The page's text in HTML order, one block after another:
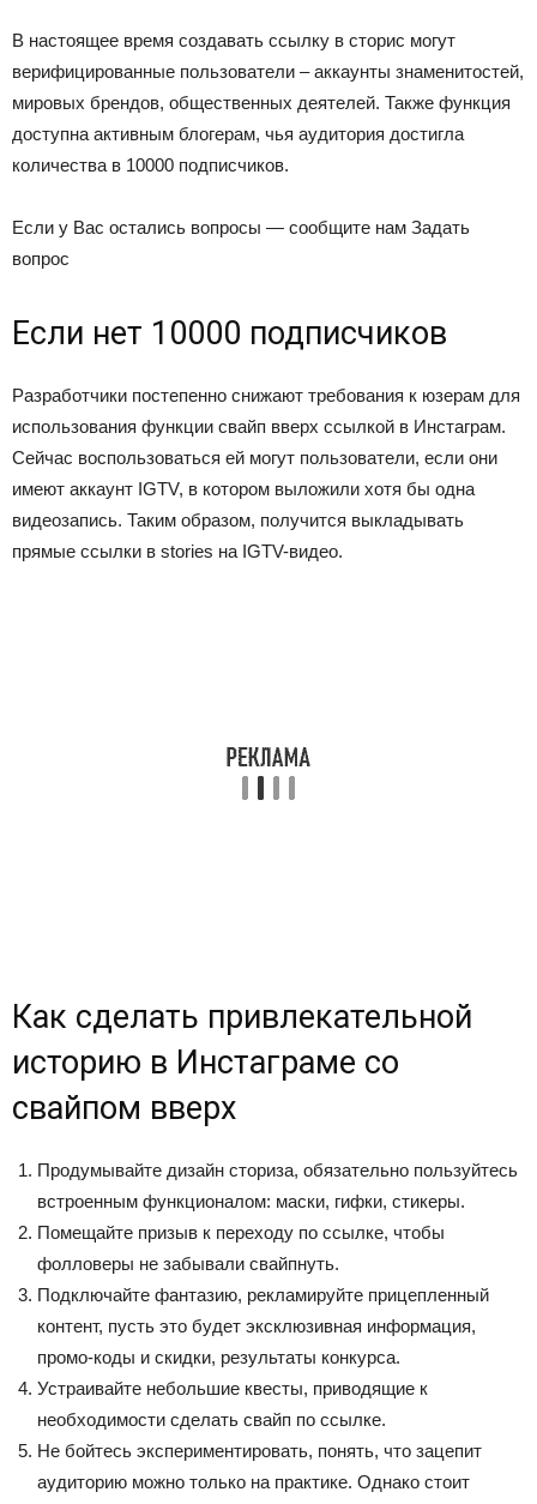
В настоящее время создавать ссылку в сторис могут
верифицированные пользователи – аккаунты знаменитостей,
мировых брендов, общественных деятелей. Также функция
доступна активным блогерам, чья аудитория достигла
количества в 10000 подписчиков.
Если у Вас остались вопросы — сообщите нам Задать
вопрос
Если нет 10000 подписчиков
Разработчики постепенно снижают требования к юзерам для
использования функции свайп вверх ссылкой в Инстаграм.
Сейчас воспользоваться ей могут пользователи, если они
имеют аккаунт IGTV, в котором выложили хотя бы одна
видеозапись. Таким образом, получится выкладывать
прямые ссылки в stories на IGTV-видео.
Как сделать привлекательной
историю в Инстаграме со
свайпом вверх
Продумывайте дизайн сториза, обязательно пользуйтесь
встроенным функционалом: маски, гифки, стикеры.
Помещайте призыв к переходу по ссылке, чтобы
фолловеры не забывали свайпнуть.
Подключайте фантазию, рекламируйте прицепленный
контент, пусть это будет эксклюзивная информация,
промо-коды и скидки, результаты конкурса.
Устраивайте небольшие квесты, приводящие к
необходимости сделать свайп по ссылке.
Не бойтесь экспериментировать, понять, что зацепит
аудиторию можно только на практике. Однако стоит